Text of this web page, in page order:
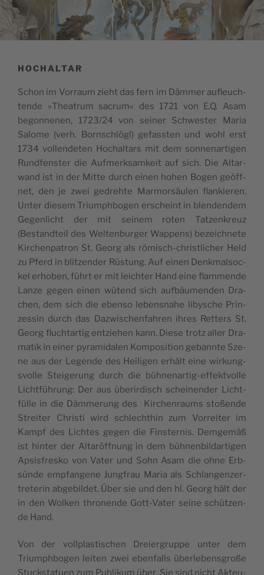
HOCHALTAR
Schon im Vor­raum zie­ht das fern im Däm­mer aufleu­ch­
ten­de »Thea­trum sacrum« des 1721 von E.Q. Asam
begon­ne­nen, 1723/24 von sei­ner Sch­we­ster Maria
Salo­me (verh. Born­schlö­gl) gefas­sten und wohl erst
1734 vol­len­de­ten Hochal­tars mit dem son­ne­nar­ti­gen
Run­d­fen­ster die Auf­merk­sa­m­keit auf sich. Die Altar­
wand ist in der Mit­te durch einen hohen Bogen geöff­
net, den je zwei gedre­h­te Mar­mor­säu­len flan­kie­ren.
Unter die­sem Trium­ph­bo­gen erscheint in blen­den­dem
Gegen­li­cht der mit sei­nem roten Tatzen­kreuz
(Bestand­teil des Welt­en­bur­ger Wap­pens) bezeich­ne­te
Kir­chen­pa­tron St. Georg als römi­sch-chri­stli­cher Held
zu Pferd in bli­tzen­der Rüstung. Auf einen Denk­mal­soc­
kel erho­ben, führt er mit lei­ch­ter Hand eine flam­men­de
Lan­ze gegen einen wütend sich auf­bäu­men­den Dra­
chen, dem sich die eben­so leben­sna­he liby­sche Prin­
zes­sin durch das Daz­wi­schen­fah­ren ihres Ret­ters St.
Georg flu­ch­tar­tig entzie­hen kann. Die­se tro­tz aller Dra­
ma­tik in einer pyra­mi­da­len Kom­po­si­tion gebann­te Sze­
ne aus der Legen­de des Hei­li­gen erhält eine wir­kung­
svol­le Stei­ge­rung durch die büh­ne­nar­tig-effekt­vol­le
Licht­füh­rung: Der aus übe­rir­di­sch schei­nen­der Licht­
fül­le in die Däm­me­rung des Kir­chen­raums stoßen­de
Strei­ter Chri­sti wird schle­ch­thin zum Vor­rei­ter im
Kam­pf des Lich­tes gegen die Fin­ster­nis. Dem­ge­mäß
ist hin­ter der Alta­röff­nung in dem büh­nen­bil­dar­ti­gen
Apsi­sfre­sko von Vater und Sohn Asam die ohne Erb­
sün­de emp­fan­ge­ne Jung­frau Maria als Schlan­gen­zer­
tre­te­rin abge­bil­det. Über sie und den hl. Georg hält der
in den Wol­ken thro­nen­de Gott-Vater sei­ne schü­tzen­
de Hand.
Von der voll­pla­sti­schen Dreier­grup­pe unter dem
Trium­ph­bo­gen lei­ten zwei eben­falls über­le­ben­sgroße
Stuck­sta­tuen zum Publi­kum über. Sie sind nicht Akteu­